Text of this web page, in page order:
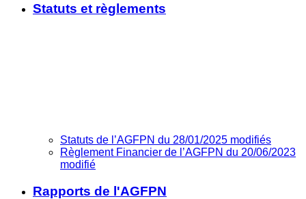
Statuts et règlements
Statuts de l’AGFPN du 28/01/2025 modifiés
Règlement Financier de l’AGFPN du 20/06/2023
modifié
Rapports de l'AGFPN